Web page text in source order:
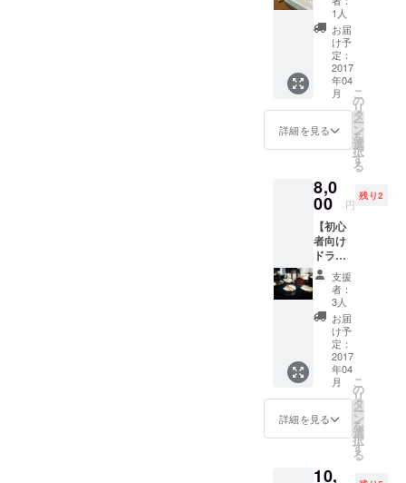
か？ 映
像を用
意して
いただ
けれ
ば、全
国どこ
でも出
張上映
イズの
様子は
WEBサ
イトに
少しだ
け使わ
せてく
ださ
い。 (こ
のリ
ターン
にはT
シャツ
やス
テッ
カーは
ござい
買って
きま
す】 ・
オリジ
ナルT
シャツ
Ｓ・
Ⅿ・Ⅼの
中から
一枚プ
レゼン
はイ
メージ
です) ・
手書き
でお礼
の手紙
を書か
せてく
ださい
・ご希
望の
Journe
Screen
オリジ
ナルス
テッ
1人
お届
け予
定：
2017
年04
月
詳細を見る
こ
の
リ
タ
ー
ン
を
選
択
す
る
8,0
00 円
残り2
【初心
者向け
ドラム
を教え
に行き
す！】
(60〜
120分)
ドラム
歴9年(※
ブラン
クあり)
の僕が
簡単な
ドラム
ます。
支援
者：
3人
お届
け予
定：
2017
年04
月
詳細を見る
こ
の
リ
タ
ー
ン
を
選
択
す
る
10,